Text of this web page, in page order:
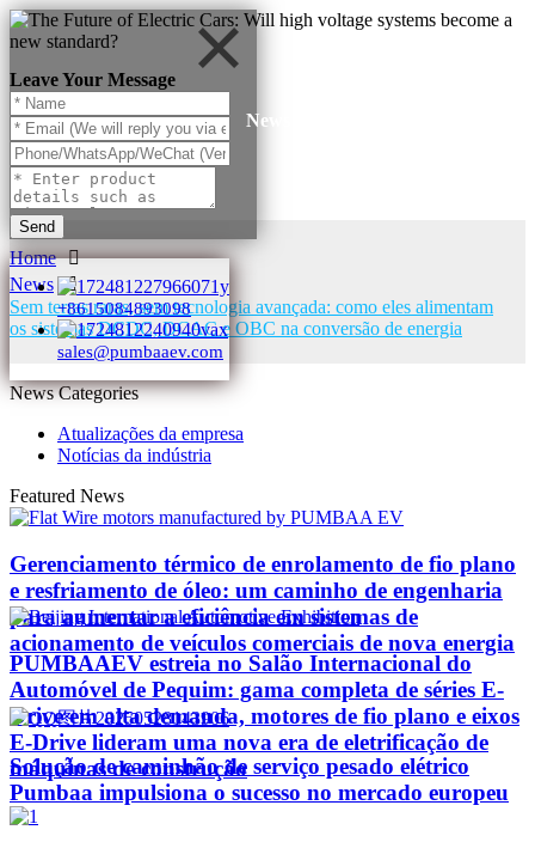
Leave Your Message
Send
+8615084893098
sales@pumbaaev.com
News
Home
News
Sem terras raras, sem tecnologia avançada: como eles alimentam
os sistemas DCDC, DCAC e OBC na conversão de energia
News Categories
Atualizações da empresa
Notícias da indústria
Featured News
Gerenciamento térmico de enrolamento de fio plano
e resfriamento de óleo: um caminho de engenharia
para aumentar a eficiência em sistemas de
acionamento de veículos comerciais de nova energia
PUMBAAEV estreia no Salão Internacional do
Automóvel de Pequim: gama completa de séries E-
Drive em alta demanda, motores de fio plano e eixos
E-Drive lideram uma nova era de eletrificação de
máquinas de construção
Solução de caminhão de serviço pesado elétrico
Pumbaa impulsiona o sucesso no mercado europeu